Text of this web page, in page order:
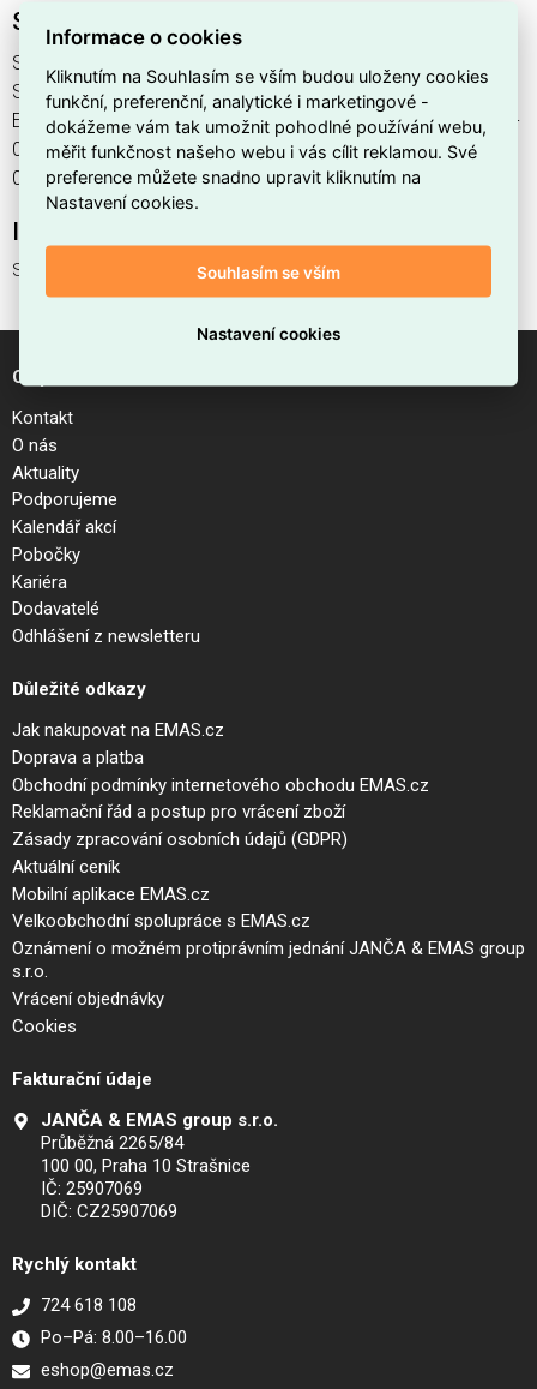
Svítidlo MOD050WL-01CH
Svítidlo MOD050WL-01CH najdete v kategoriích Svítidla,
Svítidla, světelné zdroje a LED osvětlení, výrobce Maytoni,
EAN 4099776125143, kód dodavatele . Svítidlo MOD050WL-
01CH nabízíme od 1 ks. Kód EMAS Svítidlo MOD050WL-
01CH je ELSVOS1786852.
Interní název produktu
Svítidlo MOD050WL-01CH
O společnosti
Kontakt
O nás
Aktuality
Podporujeme
Kalendář akcí
Pobočky
Kariéra
Dodavatelé
Odhlášení z newsletteru
Důležité odkazy
Jak nakupovat na EMAS.cz
Doprava a platba
Obchodní podmínky internetového obchodu EMAS.cz
Reklamační řád a postup pro vrácení zboží
Zásady zpracování osobních údajů (GDPR)
Aktuální ceník
Mobilní aplikace EMAS.cz
Velkoobchodní spolupráce s EMAS.cz
Oznámení o možném protiprávním jednání JANČA & EMAS group
s.r.o.
Vrácení objednávky
Cookies
Fakturační údaje
JANČA & EMAS group s.r.o.
Průběžná 2265/84
100 00, Praha 10 Strašnice
IČ: 25907069
DIČ: CZ25907069
Rychlý kontakt
724 618 108
Po–Pá: 8.00–16.00
eshop@emas.cz
Informace o cookies
Kliknutím na Souhlasím se vším budou uloženy cookies
funkční, preferenční, analytické i marketingové -
dokážeme vám tak umožnit pohodlné používání webu,
měřit funkčnost našeho webu i vás cílit reklamou. Své
preference můžete snadno upravit kliknutím na
Nastavení cookies.
Souhlasím se vším
Nastavení cookies